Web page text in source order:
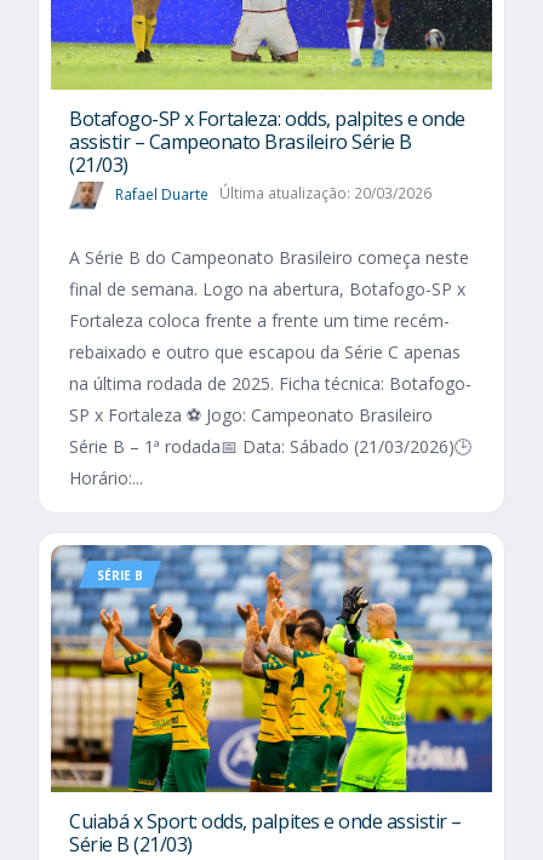
Botafogo-SP x Fortaleza: odds, palpites e onde
assistir – Campeonato Brasileiro Série B
(21/03)
Rafael Duarte Última atualização: 20/03/2026
A Série B do Campeonato Brasileiro começa neste
final de semana. Logo na abertura, Botafogo-SP x
Fortaleza coloca frente a frente um time recém-
rebaixado e outro que escapou da Série C apenas
na última rodada de 2025. Ficha técnica: Botafogo-
SP x Fortaleza ⚽ Jogo: Campeonato Brasileiro
Série B – 1ª rodada📅 Data: Sábado (21/03/2026)🕒
Horário:...
SÉRIE B
Cuiabá x Sport: odds, palpites e onde assistir –
Série B (21/03)